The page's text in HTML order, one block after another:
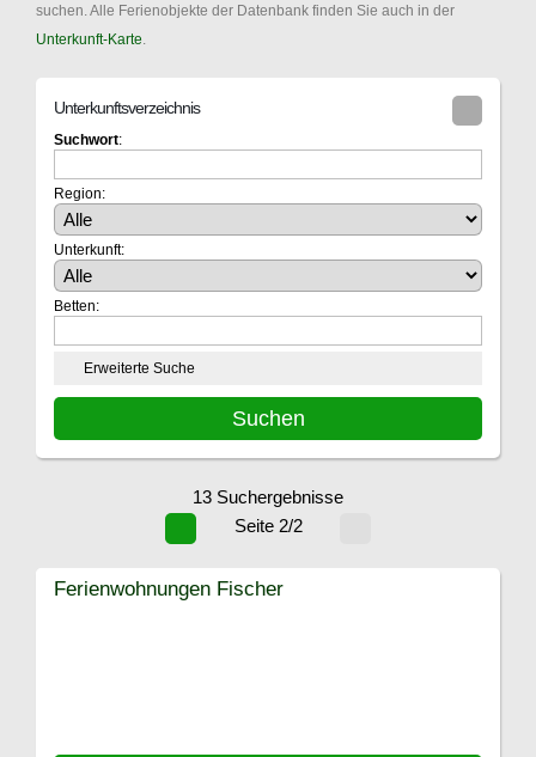
suchen. Alle Ferienobjekte der Datenbank finden Sie auch in der
Unterkunft-Karte
Unterkunftsverzeichnis
Suchwort:
Region:
Unterkunft:
Betten:
Erweiterte Suche
13 Suchergebnisse
Seite 2/2
Ferienwohnungen Fischer